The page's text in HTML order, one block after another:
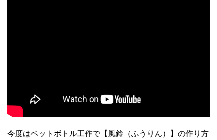
今度はペットボトル工作で【風鈴（ふうりん）】の作り方